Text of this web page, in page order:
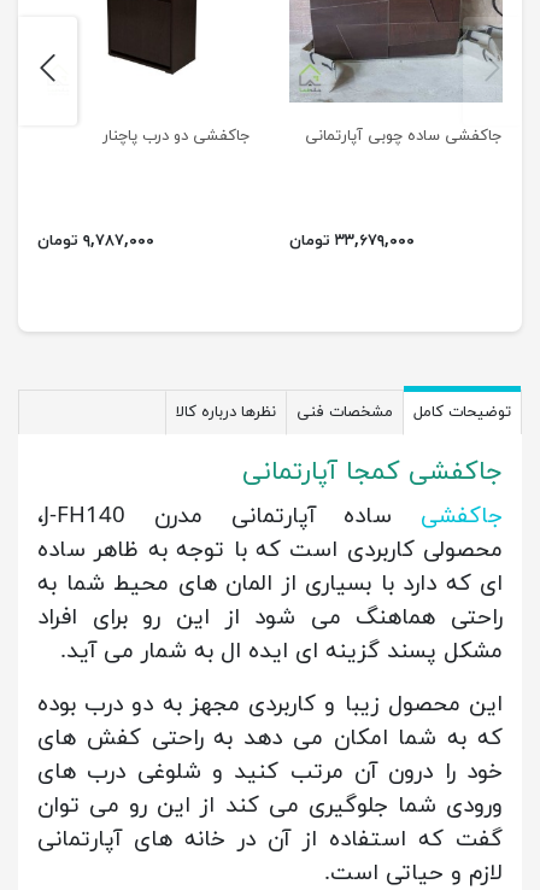
جاکفشی ساده چوبی آپارتمانی
۳۳,۶۷۹,۰۰۰ تومان
جاکفشی دو درب پاچنار
۹,۷۸۷,۰۰۰ تومان
previus
توضیحات کامل مشخصات فنی نظرها درباره کالا
جاکفشی کمجا آپارتمانی
جاکفشی
ساده آپارتمانی مدرن J-FH140،
محصولی کاربردی است که با توجه به ظاهر ساده
ای که دارد با بسیاری از المان های محیط شما به
راحتی هماهنگ می شود از این رو برای افراد
مشکل پسند گزینه ای ایده ال به شمار می آید.
این محصول زیبا و کاربردی مجهز به دو درب بوده
که به شما امکان می دهد به راحتی کفش های
خود را درون آن مرتب کنید و شلوغی درب های
ورودی شما جلوگیری می کند از این رو می توان
گفت که استفاده از آن در خانه های آپارتمانی
لازم و حیاتی است.